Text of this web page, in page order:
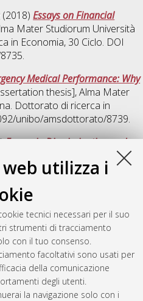
utilizza i
tecnici necessari per il suo
strumenti di tracciamento
con il tuo consenso.
facoltativi sono usati per
della comunicazione
degli utenti.
la navigazione solo con i
(2018)Essays on Financial
Mater Studiorum Università
in Economia, 30 Ciclo. DOI
Medical Performance: Why
thesis], Alma Mater
Dottorato di ricerca in
unibo/amsdottorato/8739.
Essays in Discrimination and
di ricerca in Economia , 30
in Applied Insurance
Alma Mater Studiorum
di ricerca inEconomia, 30
8473.
ilFri Aug 7 20:50:08 2026 CEST